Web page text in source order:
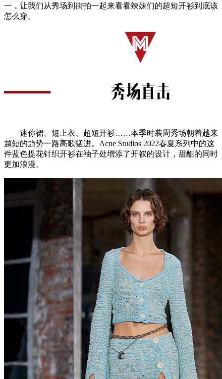
一，让我们从秀场到街拍一起来看看辣妹们的超短开衫到底该
怎么穿。
迷你裙、短上衣、超短开衫……本季时装周秀场朝着越来
越短的趋势一路高歌猛进。Acne Studios 2022春夏系列中的这
件蓝色提花针织开衫在袖子处增添了开衩的设计，甜酷的同时
更加浪漫。